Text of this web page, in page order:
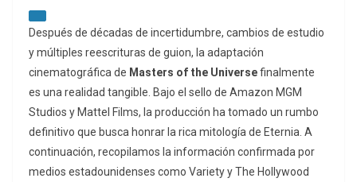
Después de décadas de incertidumbre, cambios de estudio
y múltiples reescrituras de guion, la adaptación
cinematográfica de Masters of the Universefinalmente
es una realidad tangible. Bajo el sello de Amazon MGM
Studios y Mattel Films, la producción ha tomado un rumbo
definitivo que busca honrar la rica mitología de Eternia. A
continuación, recopilamos la información confirmada por
medios estadounidenses como VarietyyThe Hollywood